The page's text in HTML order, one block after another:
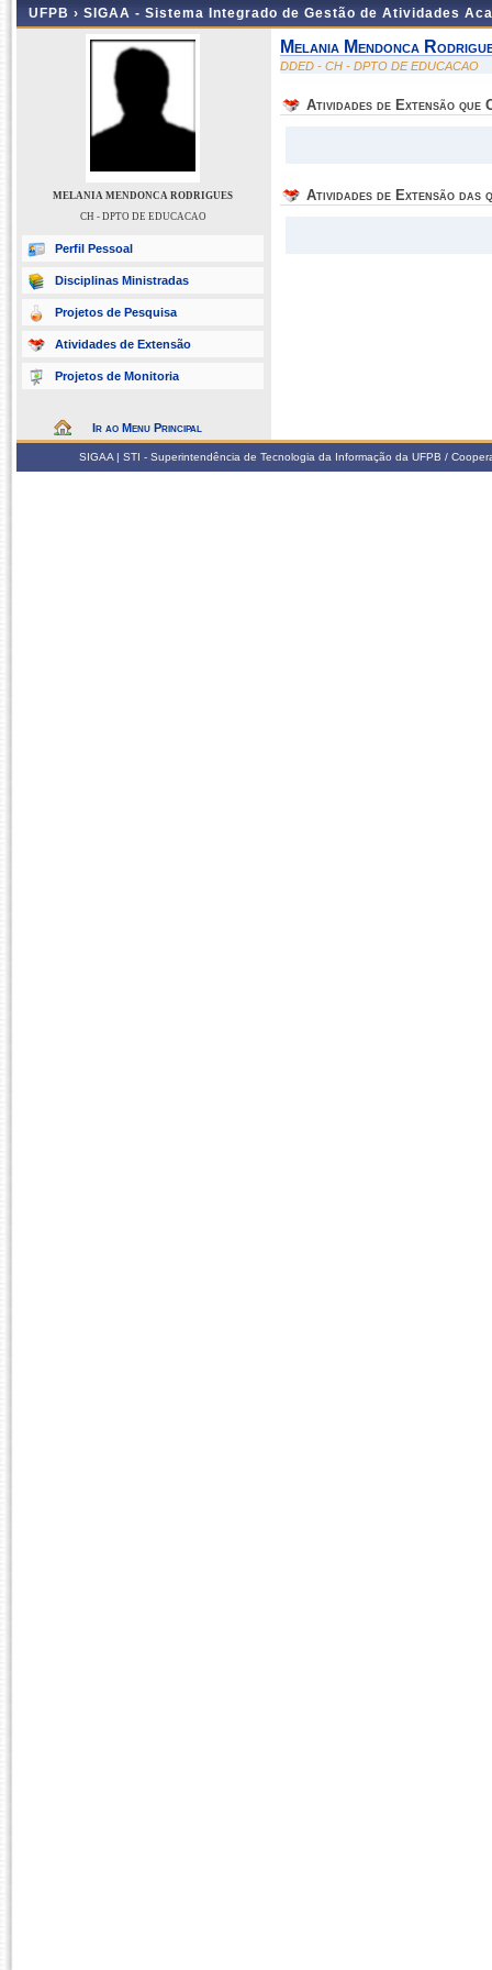
UFPB › SIGAA - Sistema Integrado de Gestão de Atividades
MELANIA MENDONCA RODRIGUES
CH - DPTO DE EDUCACAO
Perfil Pessoal
Disciplinas Ministradas
Projetos de Pesquisa
Atividades de Extensão
Projetos de Monitoria
Ir ao Menu Principal
Melania Mendonca
DDED - CH - DPTO DE EDUCACAO
Atividades de Extensão que
Atividades de Extensão das
SIGAA | STI - Superintendência de Tecnologia da Informação da UFPB /